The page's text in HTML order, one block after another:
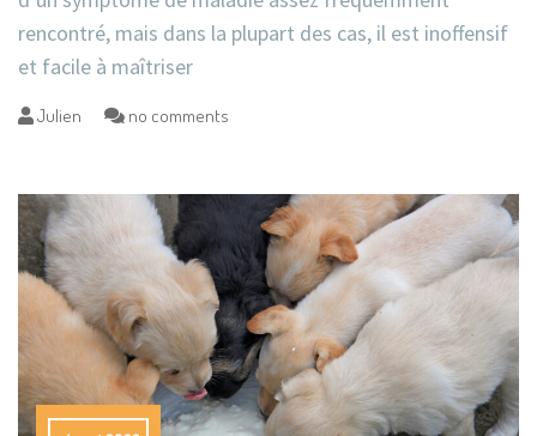
rencontré, mais dans la plupart des cas, il est inoffensif
et facile à maîtriser
Julien no comments